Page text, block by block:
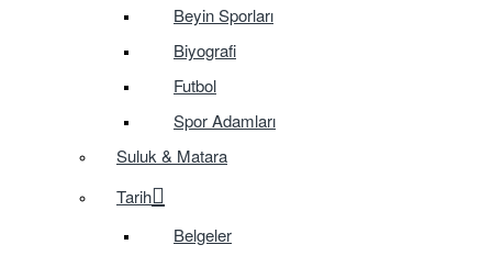
Beyin Sporları
Biyografi
Futbol
Spor Adamları
Suluk & Matara
Tarih
Belgeler